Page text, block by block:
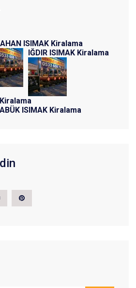
ISIMAK Kiralama
IĞDIR ISIMAK Kiralama
ISIMAK Kiralama